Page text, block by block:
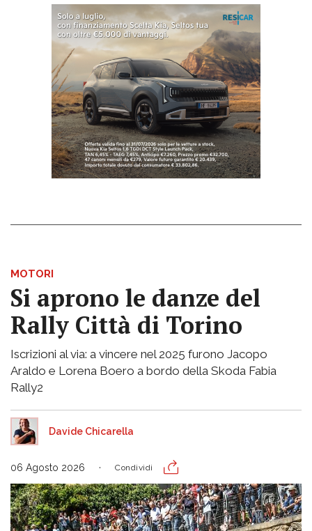
MOTORI
Si aprono le danze del
Rally Città di Torino
Iscrizioni al via: a vincere nel 2025 furono Jacopo
Araldo e Lorena Boero a bordo della Skoda Fabia
Rally2
Davide Chicarella
06 Agosto 2026 Condividi